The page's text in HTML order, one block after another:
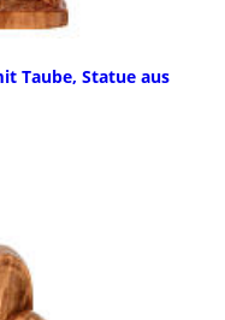
Taube, Statue aus